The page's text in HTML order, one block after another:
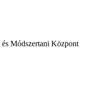
Módszertani Központ